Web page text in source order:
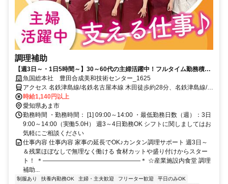
調理補助
【週3日～・1日5時間～】30～60代の主婦活躍中！フルタイム勤務積極
採用！調理の資格活かせます
魚国総本社 豊田合成美和技術センター_1625
アクセス 名鉄津島線/名鉄名古屋本線 木田徒歩約28分、名鉄津島線/名
鉄名古屋本線 七宝徒歩約29分
時給1,140円以上
愛知県あま市
勤務時間 ・勤務時間： [1] 09:00～14:00 ・最低勤務日数（週）：3日
9:00～14:00（実働5.0H） 週3～4日勤務OK シフトに関しましてはお
気軽にご相談ください
仕事内容 仕事内容 家事の延長でOK♪カンタン調理サポート 週3日～
＆残業ほぼなしで無理なく働ける 食材カットや盛り付けからスター
ト！ ＊――――――――――――――――＊ ☆産業施設内食堂 調理
補助...
制服あり 扶養内勤務OK 主婦・主夫歓迎 フリーター歓迎
平日のみOK